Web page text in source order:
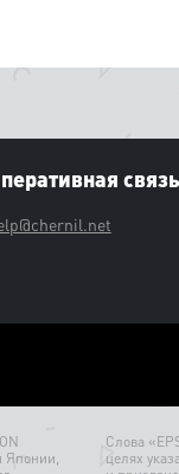
связь
Японии,
Слова
целях